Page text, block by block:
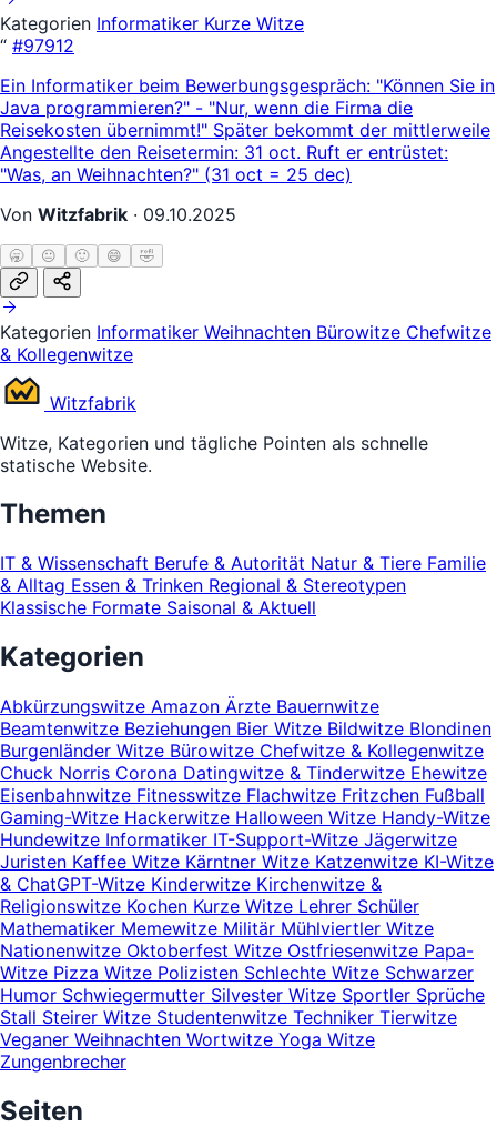
Kategorien Informatiker Kurze Witze
“ #97912
Ein Informatiker beim Bewerbungsgespräch: "Können Sie in
Java programmieren?" - "Nur, wenn die Firma die
Reisekosten übernimmt!" Später bekommt der mittlerweile
Angestellte den Reisetermin: 31 oct. Ruft er entrüstet:
"Was, an Weihnachten?" (31 oct = 25 dec)
Von Witzfabrik · 09.10.2025
🥱 😐 🙂 😄 🤣
Kategorien Informatiker Weihnachten Bürowitze Chefwitze
& Kollegenwitze
Witzfabrik
Witze, Kategorien und tägliche Pointen als schnelle
statische Website.
Themen
IT & Wissenschaft Berufe & Autorität Natur & Tiere Familie
& Alltag Essen & Trinken Regional & Stereotypen
Klassische Formate Saisonal & Aktuell
Kategorien
Abkürzungswitze Amazon Ärzte Bauernwitze
Beamtenwitze Beziehungen Bier Witze Bildwitze Blondinen
Burgenländer Witze Bürowitze Chefwitze & Kollegenwitze
Chuck Norris Corona Datingwitze & Tinderwitze Ehewitze
Eisenbahnwitze Fitnesswitze Flachwitze Fritzchen Fußball
Gaming-Witze Hackerwitze Halloween Witze Handy-Witze
Hundewitze Informatiker IT-Support-Witze Jägerwitze
Juristen Kaffee Witze Kärntner Witze Katzenwitze KI-Witze
& ChatGPT-Witze Kinderwitze Kirchenwitze &
Religionswitze Kochen Kurze Witze Lehrer Schüler
Mathematiker Memewitze Militär Mühlviertler Witze
Nationenwitze Oktoberfest Witze Ostfriesenwitze Papa-
Witze Pizza Witze Polizisten Schlechte Witze Schwarzer
Humor Schwiegermutter Silvester Witze Sportler Sprüche
Stall Steirer Witze Studentenwitze Techniker Tierwitze
Veganer Weihnachten Wortwitze Yoga Witze
Zungenbrecher
Seiten